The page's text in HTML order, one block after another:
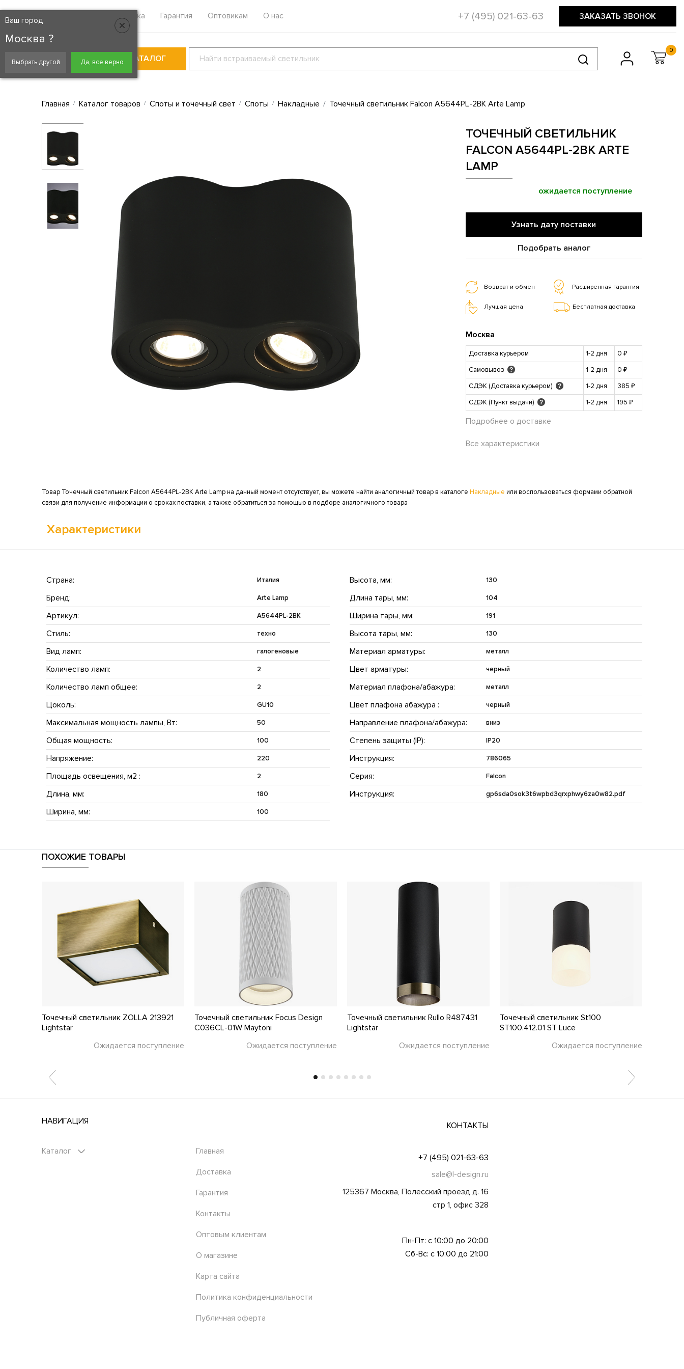
Москва
Ваш город
Москва ?
Выбрать другой Да, все верно
Доставка Гарантия Оптовикам О нас +7 (495) 021-63-63 ЗАКАЗАТЬ ЗВОНОК
КАТАЛОГ
0
Главная Каталог товаров Споты и точечный свет Споты Накладные Точечный светильник Falcon A5644PL-2BK Arte Lamp
ТОЧЕЧНЫЙ СВЕТИЛЬНИК
FALCON A5644PL-2BK ARTE
LAMP
ожидается поступление
Узнать дату поставки
Подобрать аналог
Возврат и обмен Расширенная гарантия
Лучшая цена Бесплатная доставка
Москва
Доставка курьером 1-2 дня
0 ₽
Самовывоз
? 1-2 дня
0 ₽
СДЭК (Доставка курьером)
? 1-2 дня
385 ₽
СДЭК (Пункт выдачи)
? 1-2 дня 195 ₽
Подробнее о доставке
Все характеристики
Товар Точечный светильник Falcon A5644PL-2BK Arte Lamp на данный момент отсутствует, вы можете найти аналогичный товар в каталоге Накладные или воспользоваться формами обратной
связи для получение информации о сроках поставки, а также обратиться за помощью в подборе аналогичного товара
Характеристики
Страна: Италия
Бренд: Arte Lamp
Артикул: A5644PL-2BK
Стиль: техно
Вид ламп: галогеновые
Количество ламп: 2
Количество ламп общее: 2
Цоколь: GU10
Максимальная мощность лампы, Вт: 50
Общая мощность: 100
Напряжение: 220
Площадь освещения, м2 : 2
Длина, мм: 180
Ширина, мм: 100
Высота, мм: 130
Длина тары, мм: 104
Ширина тары, мм: 191
Высота тары, мм: 130
Материал арматуры: металл
Цвет арматуры: черный
Материал плафона/абажура: металл
Цвет плафона абажура : черный
Направление плафона/абажура: вниз
Степень защиты (IP): IP20
Инструкция: 786065
Серия: Falcon
Инструкция: gp6sda0sok3t6wpbd3qrxphwy6za0w82.pdf
ПОХОЖИЕ ТОВАРЫ
Точечный светильник ZOLLA 213921
Lightstar
Ожидается поступление
Точечный светильник Focus Design
C036CL-01W Maytoni
Ожидается поступление
Точечный светильник Rullo R487431
Lightstar
Ожидается поступление
Точечный светильник St100
ST100.412.01 ST Luce
Ожидается поступление
НАВИГАЦИЯ
Каталог Главная
Доставка
Гарантия
Контакты
Оптовым клиентам
О магазине
Карта сайта
Политика конфиденциальности
Публичная оферта
КОНТАКТЫ
+7 (495) 021-63-63
sale@l-design.ru
125367 Москва, Полесский проезд д. 16
стр 1, офис 328
Пн-Пт: с 10:00 до 20:00
Сб-Вс: с 10:00 до 21:00